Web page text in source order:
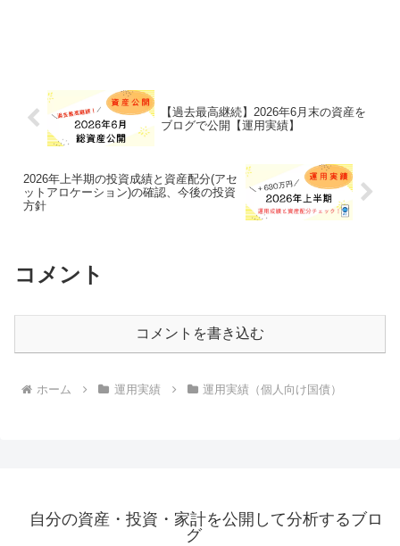
【過去最高継続】2026年6月末の資産を
ブログで公開【運用実績】
2026年上半期の投資成績と資産配分(アセ
ットアロケーション)の確認、今後の投資
方針
コメント
コメントを書き込む
ホーム 運用実績 運用実績（個人向け国債）
自分の資産・投資・家計を公開して分析するブロ
グ